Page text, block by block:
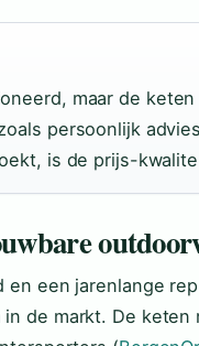
maar de
persoonlijk
is de prijs-
en een jarenlange
de markt. De